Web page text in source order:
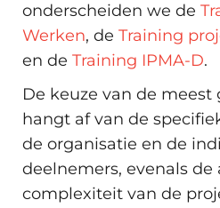
onderscheiden we de
Werken, de Training
en de Training IPMA-D.
De keuze van de
hangt af van de
de organisatie en de
deelnemers, evenals de
complexiteit van de